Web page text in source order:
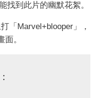
找到此片的幽默花絮。
「Marvel+blooper」，
。